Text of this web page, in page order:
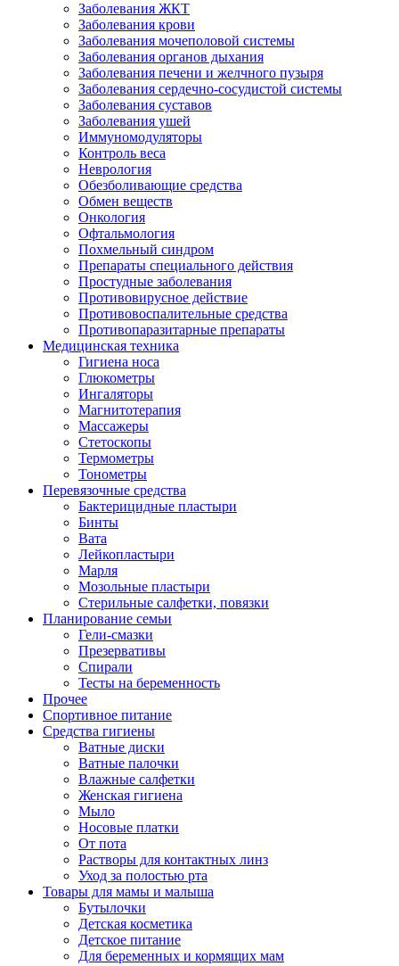
Заболевания ЖКТ
Заболевания крови
Заболевания мочеполовой системы
Заболевания органов дыхания
Заболевания печени и желчного пузыря
Заболевания сердечно-сосудистой системы
Заболевания суставов
Заболевания ушей
Иммуномодуляторы
Контроль веса
Неврология
Обезболивающие средства
Обмен веществ
Онкология
Офтальмология
Похмельный синдром
Препараты специального действия
Простудные заболевания
Противовирусное действие
Противовоспалительные средства
Противопаразитарные препараты
Медицинская техника
Гигиена носа
Глюкометры
Ингаляторы
Магнитотерапия
Массажеры
Стетоскопы
Термометры
Тонометры
Перевязочные средства
Бактерицидные пластыри
Бинты
Вата
Лейкопластыри
Марля
Мозольные пластыри
Стерильные салфетки, повязки
Планирование семьи
Гели-смазки
Презервативы
Спирали
Тесты на беременность
Прочее
Спортивное питание
Средства гигиены
Ватные диски
Ватные палочки
Влажные салфетки
Женская гигиена
Мыло
Носовые платки
От пота
Растворы для контактных линз
Уход за полостью рта
Товары для мамы и малыша
Бутылочки
Детская косметика
Детское питание
Для беременных и кормящих мам